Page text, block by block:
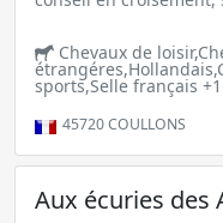
Chevaux de
sports,Selle français
45720COULLONS
Aux écuries des